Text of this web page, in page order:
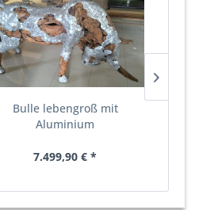
Bulle lebengroß mit
Aluminium
7.499,90 € *